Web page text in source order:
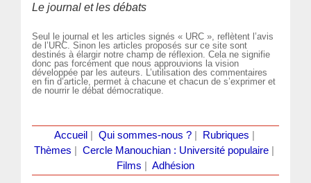
Le journal et les débats
Seul le journal et les articles signés « URC », reflètent l’avis
de l’URC. Sinon les articles proposés sur ce site sont
destinés à élargir notre champ de réflexion. Cela ne signifie
donc pas forcément que nous approuvions la vision
développée par les auteurs. L’utilisation des commentaires
en fin d’article, permet à chacune et chacun de s’exprimer et
de nourrir le débat démocratique.
Accueil Qui sommes-nous ?| Rubriques
Thèmes
Cercle Manouchian : Université populaire
Films
Adhésion